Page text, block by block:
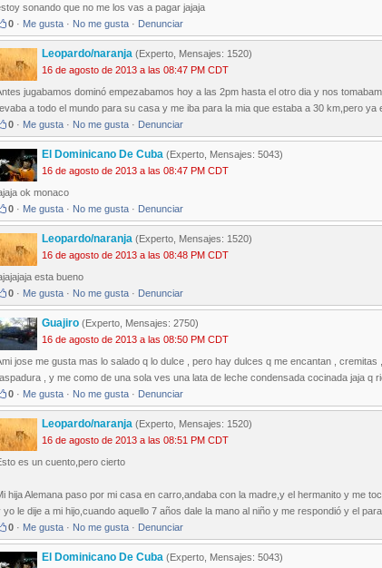
sonando que no me los vas a pagar jajaja
0 · Me gusta · No me gusta · Denunciar
Leopardo/naranja (Experto, Mensajes: 1520)
16 de agosto de 2013 a las 08:47 PM CDT
jugabamos dominó empezabamos hoy a las 2pm hasta el otro dia y nos
a todo el mundo para su casa y me iba para la mia que estaba a 30 km,pero ya
0 · Me gusta · No me gusta · Denunciar
El Dominicano De Cuba (Experto, Mensajes: 5043)
16 de agosto de 2013 a las 08:47 PM CDT
ok monaco
0 · Me gusta · No me gusta · Denunciar
Leopardo/naranja (Experto, Mensajes: 1520)
16 de agosto de 2013 a las 08:48 PM CDT
esta bueno
0 · Me gusta · No me gusta · Denunciar
Guajiro (Experto, Mensajes: 2750)
16 de agosto de 2013 a las 08:50 PM CDT
jose me gusta mas lo salado q lo dulce , pero hay dulces q me encantan ,
, y me como de una sola ves una lata de leche condensada cocinada jaja q
0 · Me gusta · No me gusta · Denunciar
Leopardo/naranja (Experto, Mensajes: 1520)
16 de agosto de 2013 a las 08:51 PM CDT
es un cuento,pero cierto
hija Alemana paso por mi casa en carro,andaba con la madre,y el hermanito y me
yo le dije a mi hijo,cuando aquello 7 años dale la mano al niño y me respondió y el
0 · Me gusta · No me gusta · Denunciar
El Dominicano De Cuba (Experto, Mensajes: 5043)